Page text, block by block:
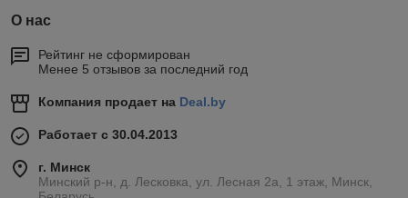
О нас
Рейтинг не сформирован
Менее 5 отзывов за последний год
Компания продает на Deal.by
Работает с 30.04.2013
г. Минск
Минский р-н, д. Лесковка, ул. Лесная 2а, 1 этаж, Минск,